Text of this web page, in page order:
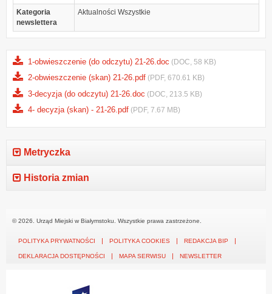
Kategoria
newslettera
Aktualności Wszystkie
1-obwieszczenie (do odczytu) 21-26.doc (DOC, 58 KB)
2-obwieszczenie (skan) 21-26.pdf (PDF, 670.61 KB)
3-decyzja (do odczytu) 21-26.doc (DOC, 213.5 KB)
4- decyzja (skan) - 21-26.pdf (PDF, 7.67 MB)
Metryczka
Historia zmian
© 2026. Urząd Miejski w Białymstoku. Wszystkie prawa zastrzeżone.
POLITYKA PRYWATNOŚCI POLITYKA COOKIES REDAKCJA BIP
DEKLARACJA DOSTĘPNOŚCI MAPA SERWISU NEWSLETTER